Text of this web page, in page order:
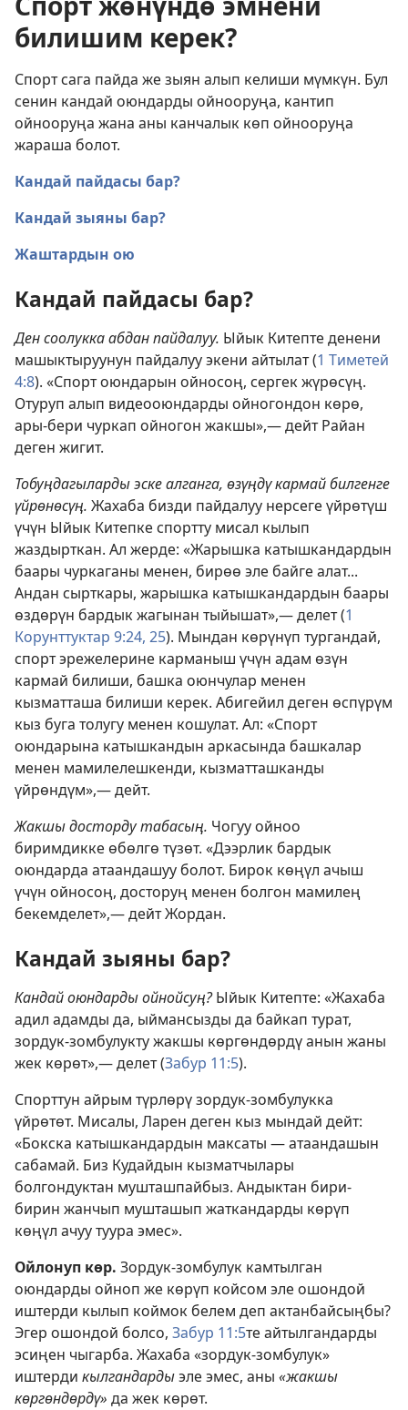
билишим керек?
Спорт сага пайда же зыян алып келиши мүмкүн. Бул
сенин кандай оюндарды ойнооруңа, кантип
ойнооруңа жана аны канчалык көп ойнооруңа
жараша болот.
Кандай пайдасы бар?
Кандай зыяны бар?
Жаштардын ою
Кандай пайдасы бар?
Ден соолукка абдан пайдалуу. Ыйык Китепте денени
машыктыруунун пайдалуу экени айтылат (1 Тиметей
4:8). «Спорт оюндарын ойносоң, сергек жүрөсүң.
Отуруп алып видеооюндарды ойногондон көрө,
ары-бери чуркап ойногон жакшы»,— дейт Райан
деген жигит.
Тобуңдагыларды эске алганга, өзүңдү кармай билгенге
үйрөнөсүң. Жахаба бизди пайдалуу нерсеге үйрөтүш
үчүн Ыйык Китепке спортту мисал кылып
жаздырткан. Ал жерде: «Жарышка катышкандардын
баары чуркаганы менен, бирөө эле байге алат...
Андан сырткары, жарышка катышкандардын баары
өздөрүн бардык жагынан тыйышат»,— делет (1
Корунттуктар 9:24, 25). Мындан көрүнүп тургандай,
спорт эрежелерине карманыш үчүн адам өзүн
кармай билиши, башка оюнчулар менен
кызматташа билиши керек. Абигейил деген өспүрүм
кыз буга толугу менен кошулат. Ал: «Спорт
оюндарына катышкандын аркасында башкалар
менен мамилелешкенди, кызматташканды
үйрөндүм»,— дейт.
Жакшы досторду табасың. Чогуу ойноо
биримдикке өбөлгө түзөт. «Дээрлик бардык
оюндарда атаандашуу болот. Бирок көңүл ачыш
үчүн ойносоң, досторуң менен болгон мамилең
бекемделет»,— дейт Жордан.
Кандай зыяны бар?
Кандай оюндарды ойнойсуң?Ыйык Китепте: «Жахаба
адил адамды да, ыймансызды да байкап турат,
зордук-зомбулукту жакшы көргөндөрдү анын жаны
жек көрөт»,— делет (Забур 11:5).
Спорттун айрым түрлөрү зордук-зомбулукка
үйрөтөт. Мисалы, Ларен деген кыз мындай дейт:
«Бокска катышкандардын максаты — атаандашын
сабамай. Биз Кудайдын кызматчылары
болгондуктан мушташпайбыз. Андыктан бири-
бирин жанчып мушташып жаткандарды көрүп
көңүл ачуу туура эмес».
Ойлонуп көр. Зордук-зомбулук камтылган
оюндарды ойноп же көрүп койсом эле ошондой
иштерди кылып коймок белем деп актанбайсыңбы?
Эгер ошондой болсо, Забур 11:5те айтылгандарды
эсиңен чыгарба. Жахаба «зордук-зомбулук»
иштерди кылгандардыэле эмес, аны «жакшы
көргөндөрдү» да жек көрөт.